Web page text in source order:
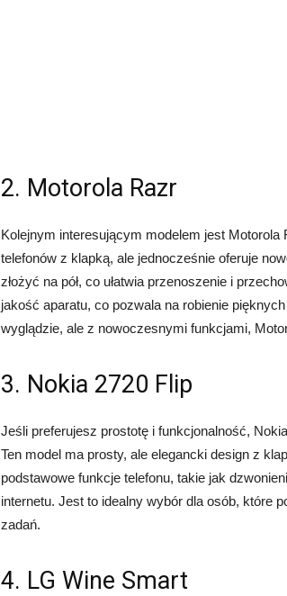
2. Motorola Razr
Kolejnym interesującym modelem jest
telefonów z klapką, ale jednocześnie oferuje
złożyć na pół, co ułatwia przenoszenie i
jakość aparatu, co pozwala na robienie
wyglądzie, ale z nowoczesnymi funkcjami,
3. Nokia 2720 Flip
Jeśli preferujesz prostotę i funkcjonalność,
Ten model ma prosty, ale elegancki design z
podstawowe funkcje telefonu, takie jak
internetu. Jest to idealny wybór dla osób, które
zadań.
4. LG Wine Smart